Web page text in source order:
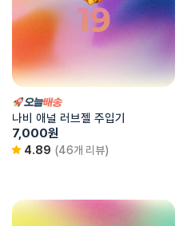
나비 애널 러브젤 주입기
7,000원
4.89 (46개 리뷰)